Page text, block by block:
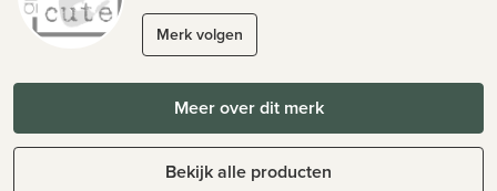
Merk volgen
Meer over dit merk
Bekijk alle producten